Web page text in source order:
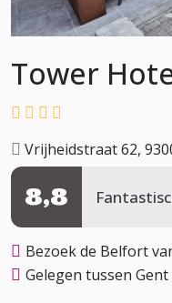
Tower
Vrijheidstraat 62,
8,8
Bezoek de Belfort
Gelegen tussen